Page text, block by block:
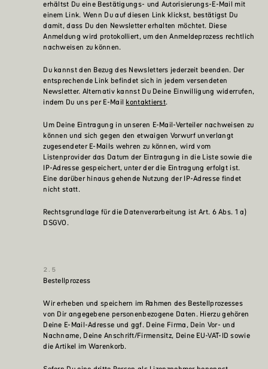
erhältst Du eine Bestätigungs- und Autorisierungs-E-Mail mit
einem Link. Wenn Du auf diesen Link klickst, bestätigst Du
damit, dass Du den Newsletter erhalten möchtet. Diese
Anmeldung wird protokolliert, um den Anmeldeprozess rechtlich
nachweisen zu können.
Du kannst den Bezug des Newsletters jederzeit beenden. Der
entsprechende Link befindet sich in jedem versendeten
Newsletter. Alternativ kannst Du Deine Einwilligung widerrufen,
indem Du uns per E-Mail kontaktierst.
Um Deine Eintragung in unseren E-Mail-Verteiler nachweisen zu
können und sich gegen den etwaigen Vorwurf unverlangt
zugesendeter E-Mails wehren zu können, wird vom
Listenprovider das Datum der Eintragung in die Liste sowie die
IP-Adresse gespeichert, unter der die Eintragung erfolgt ist.
Eine darüber hinaus gehende Nutzung der IP-Adresse findet
nicht statt.
Rechtsgrundlage für die Datenverarbeitung ist Art. 6 Abs. 1 a)
DSGVO.
Bestellprozess
Wir erheben und speichern im Rahmen des Bestellprozesses
von Dir angegebene personenbezogene Daten. Hierzu gehören
Deine E-Mail-Adresse und ggf. Deine Firma, Dein Vor- und
Nachname, Deine Anschrift/Firmensitz, Deine EU-VAT-ID sowie
die Artikel im Warenkorb.